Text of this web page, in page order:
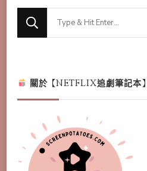
關於【NETFLIX追劇筆記本】